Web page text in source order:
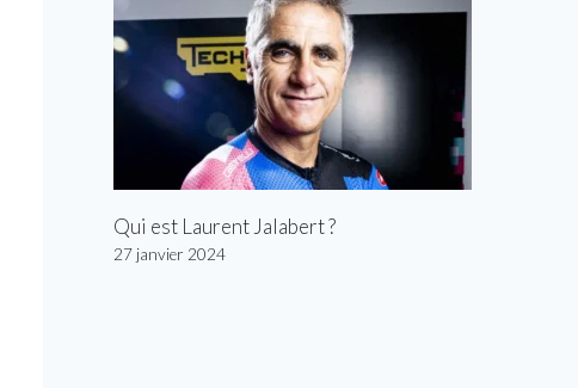
Qui est Laurent Jalabert ?
27 janvier 2024